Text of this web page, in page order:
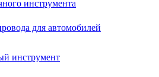
инструмента
для автомобилей
инструмент